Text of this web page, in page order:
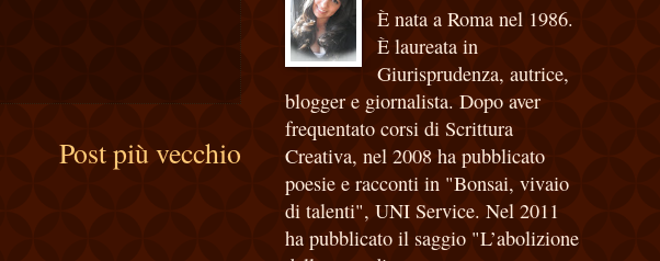
Post più vecchio
È nata a Roma nel 1986.
È laureata in
Giurisprudenza, autrice,
blogger e giornalista. Dopo aver
frequentato corsi di Scrittura
Creativa, nel 2008 ha pubblicato
poesie e racconti in "Bonsai, vivaio
di talenti", UNI Service. Nel 2011
ha pubblicato il saggio "L’abolizione